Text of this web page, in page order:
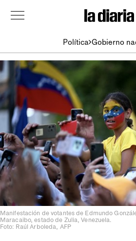
Política Gobierno
Manifestación de votantes de Edmundo
Maracaibo, estado de Zulia, Venezuela.
Foto: Raúl Arboleda, AFP